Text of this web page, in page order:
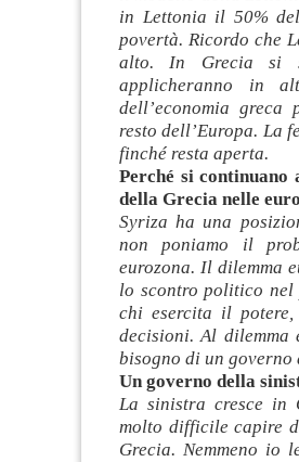
in Lettonia il 50%
povertà. Ricordo che
alto. In Grecia si
applicheranno in
dell’economia
resto dell’Europa. La
finché resta aperta.
Perché si continuano
della Grecia nelle
Syriza ha una
non poniamo il
eurozona. Il dilemma
lo scontro politico nel
chi esercita il
decisioni. Al
bisogno di un
Un governo della
La sinistra cresce in
molto difficile capire
Grecia. Nemmeno io